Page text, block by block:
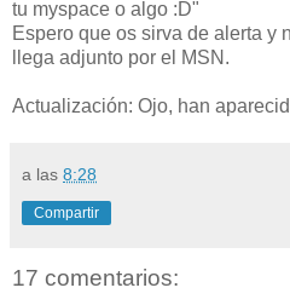
tu myspace o algo :D"
Espero que os sirva de alerta y
llega adjunto por el MSN.
Actualización: Ojo, han
a las 8:28
Compartir
17 comentarios: